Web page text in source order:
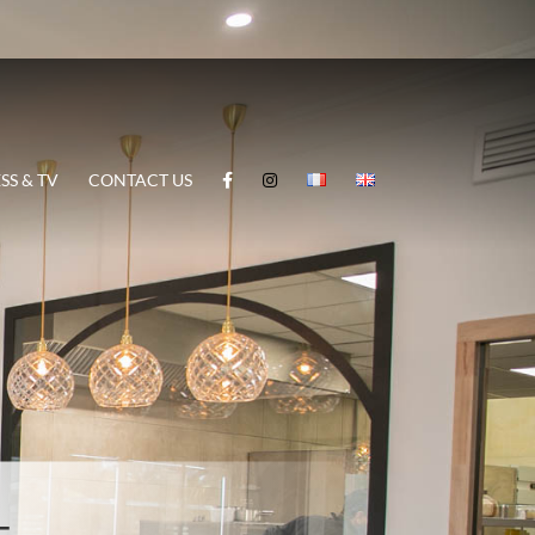
& TV CONTACT US